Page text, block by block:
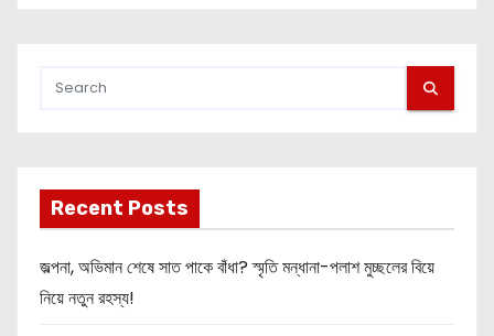
Recent Posts
জল্পনা, অভিমান শেষে সাত পাকে বাঁধা? স্মৃতি মন্ধানা-পলাশ মুচ্ছলের বিয়ে
নিয়ে নতুন রহস্য!